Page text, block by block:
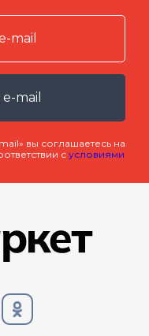
mail
вы соглашаетесь на
с условиями